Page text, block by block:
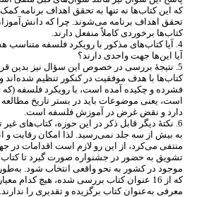
که این کتابها نه تنها به تحقق اهداف برنامه
تحقق اهداف برنامه میشوند. چرا که دانش
کتابها برخوردی کاملاً منفعل دارند.
4. آیا کتاب
های مذکور با رویکرد فلسفه متناسب
آیا اینها جهت واحدی دارند؟
5. نتیجۀ بررسی در خصوص این سؤال نیز بدین
کتابها با هدف موفقیت در کنکور تنظیم شده اند
فشرده و چکیده آمده است، با رویکرد فلسفه
است، یعنی موضوعات باید در بستر تاریخ
دارد و نقض غرض در آموزش فلسفه است.
6. نکتۀ دیگر قابل ذکر در این حوزه، کتاب
های غیر
به بیش از سه جلد نمیرسید. لذا امکان رقابت و
منتفی میکرد، از این رو لازم است اقدامات در
تشویق به حضور در جشنواره صورت گیرد تا کتاب
موجود در کشور به نحو واقعی انتخاب شود. به
که از 16 عنوان کتاب بررسی شده، هیچ کدام معیارها و ملاک
معرفی بهعنوان کتاب برگزیده و تقدیری را ندارند.